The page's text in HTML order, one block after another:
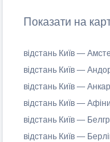
Показати на
відстань Київ —
відстань Київ —
відстань Київ —
відстань Київ — Афіни
відстань Київ —
відстань Київ —